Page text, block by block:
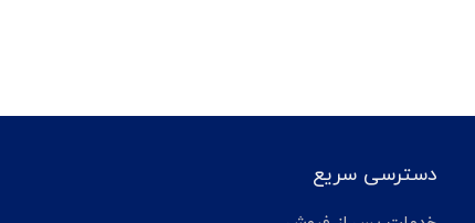
دسترسی سریع